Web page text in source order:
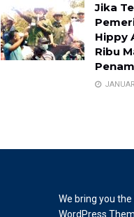
Jika
Hippy
Ribu
We bring you
WordPress